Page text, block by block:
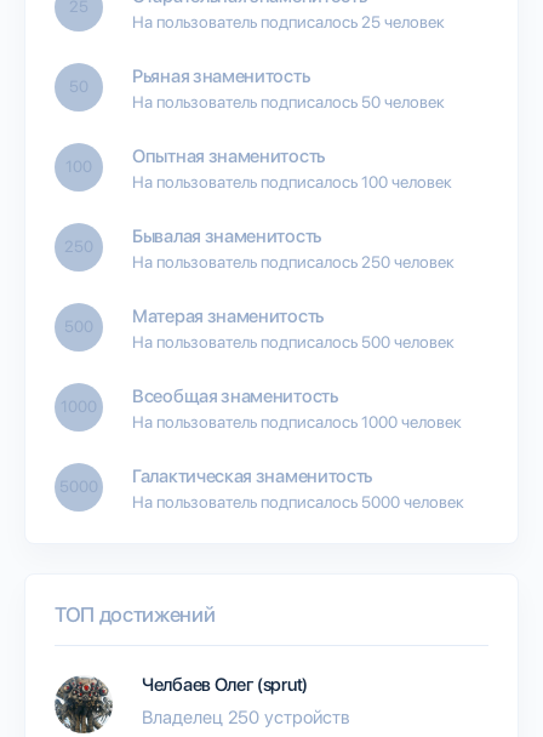
25
На пользователь подписалось 25 человек
50 Рьяная знаменитость
На пользователь подписалось 50 человек
100 Опытная знаменитость
На пользователь подписалось 100 человек
250 Бывалая знаменитость
На пользователь подписалось 250 человек
500 Матерая знаменитость
На пользователь подписалось 500 человек
1000 Всеобщая знаменитость
На пользователь подписалось 1000 человек
5000 Галактическая знаменитость
На пользователь подписалось 5000 человек
ТОП достижений
Челбаев Олег (sprut)
Владелец 250 устройств